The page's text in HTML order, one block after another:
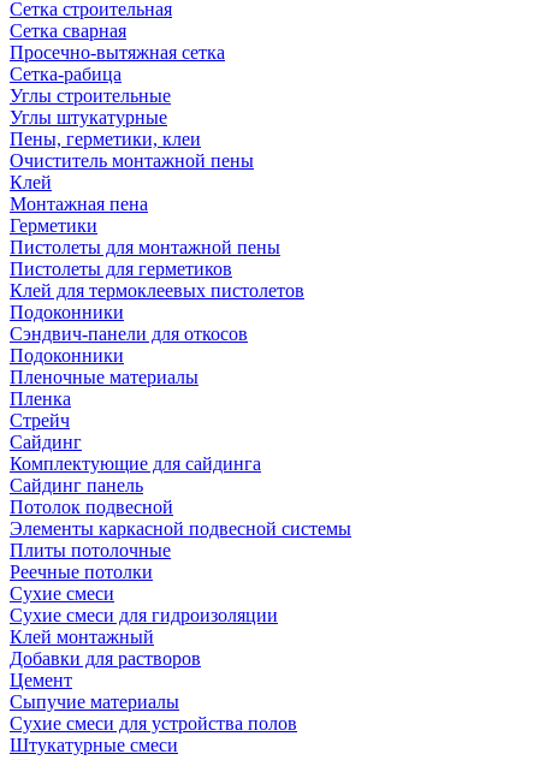
Сетка строительная
Сетка сварная
Просечно-вытяжная сетка
Сетка-рабица
Углы строительные
Углы штукатурные
Пены, герметики, клеи
Очиститель монтажной пены
Клей
Монтажная пена
Герметики
Пистолеты для монтажной пены
Пистолеты для герметиков
Клей для термоклеевых пистолетов
Подоконники
Сэндвич-панели для откосов
Подоконники
Пленочные материалы
Пленка
Стрейч
Сайдинг
Комплектующие для сайдинга
Сайдинг панель
Потолок подвесной
Элементы каркасной подвесной системы
Плиты потолочные
Реечные потолки
Сухие смеси
Сухие смеси для гидроизоляции
Клей монтажный
Добавки для растворов
Цемент
Сыпучие материалы
Сухие смеси для устройства полов
Штукатурные смеси